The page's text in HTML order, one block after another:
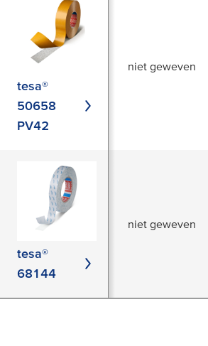
tesa®
50658
PV42
niet geweven
tesa®
68144
niet geweven